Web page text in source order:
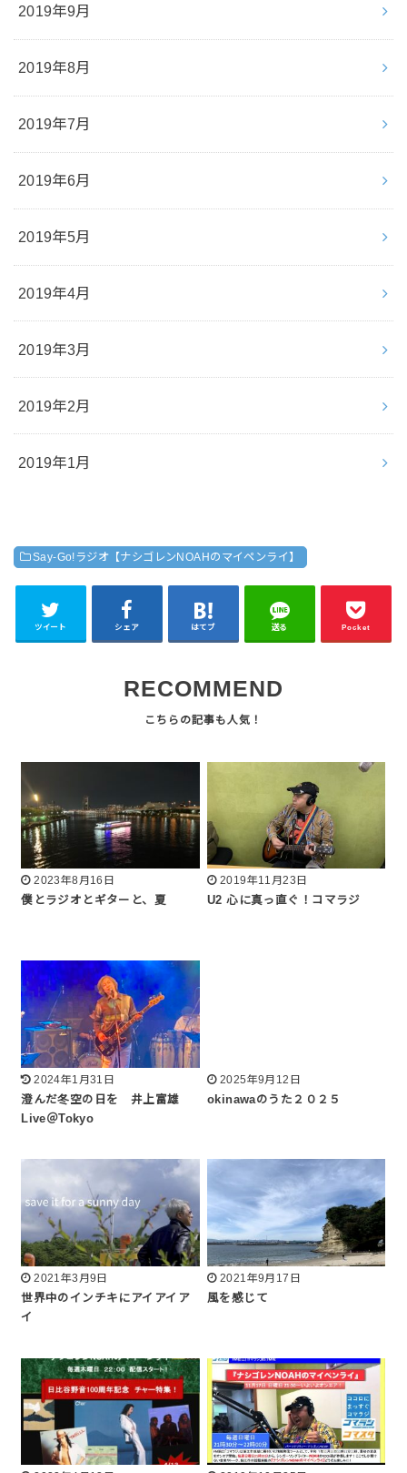
2019年9月
2019年8月
2019年7月
2019年6月
2019年5月
2019年4月
2019年3月
2019年2月
2019年1月
Say-Go!ラジオ【ナシゴレンNOAHのマイペンライ】
ツイート シェア はてブ 送る Pocket
RECOMMEND
2023年8月16日
僕とラジオとギターと、夏
2019年11月23日
U2 心に真っ直ぐ！コマラジ
2024年1月31日
澄んだ冬空の日を 井上富雄
Live＠Tokyo
2025年9月12日
okinawaのうた２０２５
2021年3月9日
世界中のインチキにアイアイア
イ
2021年9月17日
風を感じて